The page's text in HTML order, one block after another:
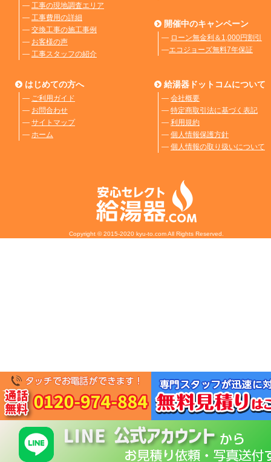
― 工事の現地調査エリア
― 工事費用の詳細
― 交換工事の施工事例
― お客様の声
― 工事スタッフの紹介
開催中のキャンペーン
― ローン無金利＆1,000円割引
―エコジョーズ無料7年保証
はじめての方へ
― ご利用ガイド
― お問合わせ
― サイトマップ
― ホーム
給湯器ドットコムについて
― 会社概要
― 特定商取引法に基づく表記
― 利用規約
― 個人情報保護方針
― 個人情報の取り扱いについて
Copyright © 2015-2020 kyu-to.com All Rights Reserved.